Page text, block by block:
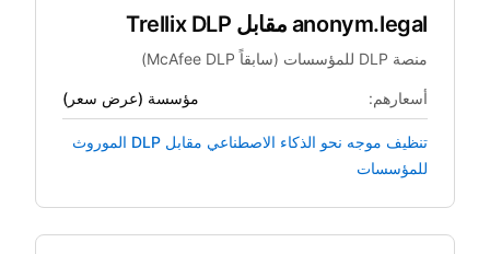
anonym.legal مقابل Trellix DLP
منصة DLP للمؤسسات (سابقاً McAfee DLP)
أسعارهم: مؤسسة (عرض سعر)
تنظيف موجه نحو الذكاء الاصطناعي مقابل DLP الموروث
للمؤسسات